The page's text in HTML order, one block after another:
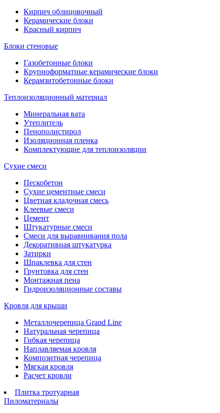
Кирпич облицовочный
Керамические блоки
Красный кирпич
Блоки стеновые
Газобетонные блоки
Крупноформатные керамические блоки
Керамзитобетонные блоки
Теплоизоляционный материал
Минеральная вата
Утеплитель
Пенополистирол
Изоляционная пленка
Комплектующие для теплоизоляции
Сухие смеси
Пескобетон
Сухие цементные смеси
Цветная кладочная смесь
Клеевые смеси
Цемент
Штукатурные смеси
Смеси для выравнивания пола
Декоративная штукатурка
Затирки
Шпаклевка для стен
Грунтовка для стен
Монтажная пена
Гидроизоляционные составы
Кровля для крыши
Металлочерепица Grand Line
Натуральная черепица
Гибкая черепица
Наплавляемая кровля
Композитная черепица
Мягкая кровля
Расчет кровли
Плитка тротуарная
Пиломатериалы